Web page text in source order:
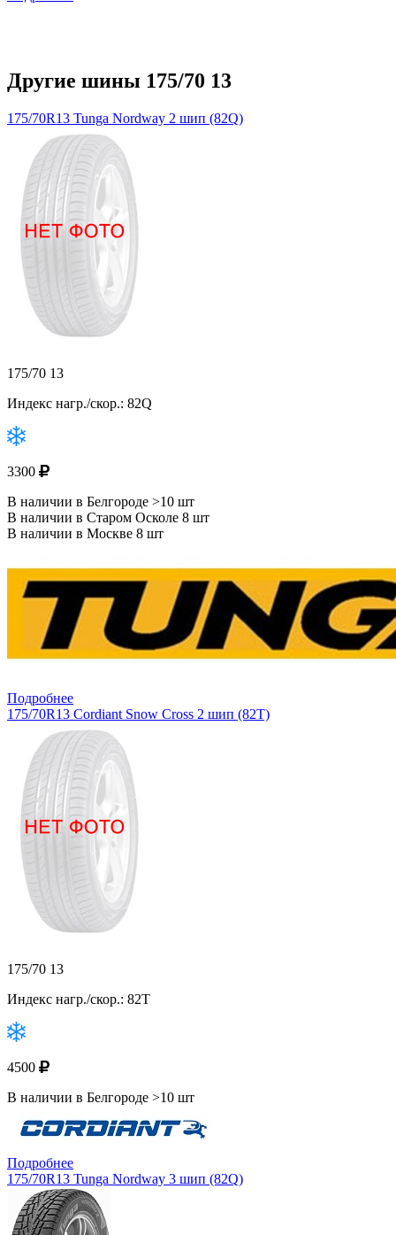
Другие шины 175/70 13
175/70R13 Tunga Nordway 2 шип (82Q)
175/70 13
Индекс нагр./скор.: 82Q
3300
В наличии в Белгороде >10 шт
В наличии в Старом Осколе 8 шт
В наличии в Москве 8 шт
Подробнее
175/70R13 Cordiant Snow Cross 2 шип (82T)
175/70 13
Индекс нагр./скор.: 82T
4500
В наличии в Белгороде >10 шт
Подробнее
175/70R13 Tunga Nordway 3 шип (82Q)